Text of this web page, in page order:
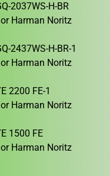
2037WS-H-BR
Harman Noritz
2437WS-H-BR-1
Harman Noritz
2200 FE-1
Harman Noritz
1500 FE
Harman Noritz